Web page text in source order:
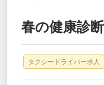
春の健康診
タクシードライバー求人